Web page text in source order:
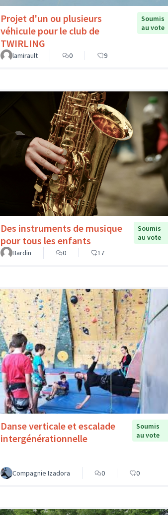
Projet d'un ou plusieurs
véhicule pour le club de
TWIRLING
Soumis
au vote
lamirault 0 9
Des instruments de musique
pour tous les enfants
Soumis
au vote
Bardin
0 17
Danse verticale et escalade
intergénérationnelle
Soumis
au vote
Compagnie Izadora 0 0